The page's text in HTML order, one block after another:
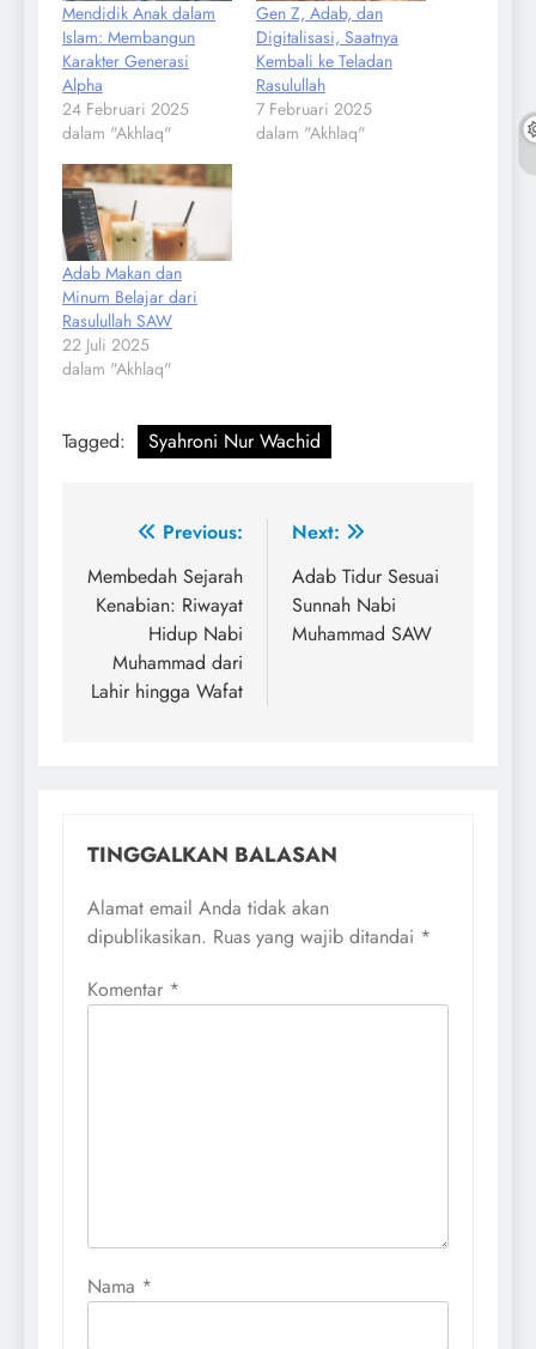
Mendidik Anak dalam
Islam: Membangun
Karakter Generasi
Alpha
24 Februari 2025
dalam "Akhlaq"
Gen Z, Adab, dan
Digitalisasi, Saatnya
Kembali ke Teladan
Rasulullah
7 Februari 2025
dalam "Akhlaq"
Adab Makan dan
Minum Belajar dari
Rasulullah SAW
22 Juli 2025
dalam "Akhlaq"
Tagged: Syahroni Nur Wachid
Navigasi
pos
Previous:
Membedah Sejarah
Kenabian: Riwayat
Hidup Nabi
Muhammad dari
Lahir hingga Wafat
Next:
Adab Tidur Sesuai
Sunnah Nabi
Muhammad SAW
TINGGALKAN BALASAN
Alamat email Anda tidak akan
dipublikasikan. Ruas yang wajib ditandai *
Komentar *
Nama *